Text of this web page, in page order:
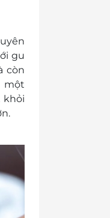
gu
còn
một
khỏi